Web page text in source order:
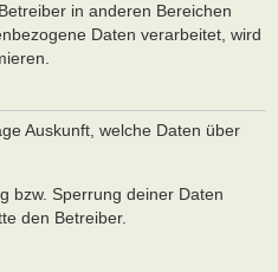
in anderen Bereichen
Daten verarbeitet, wird
Auskunft, welche Daten über
bzw. Sperrung deiner Daten
den Betreiber.